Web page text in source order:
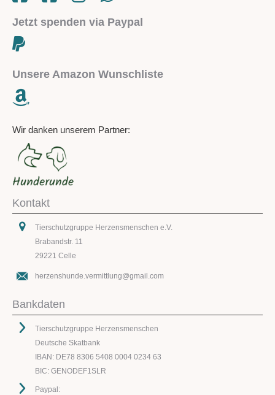
Jetzt spenden via Paypal
Unsere Amazon Wunschliste
Wir danken unserem Partner:
Kontakt
Tierschutzgruppe Herzensmenschen e.V.
Brabandstr. 11
29221 Celle
herzenshunde.vermittlung@gmail.com
Bankdaten
Tierschutzgruppe Herzensmenschen
Deutsche Skatbank
IBAN: DE78 8306 5408 0004 0234 63
BIC: GENODEF1SLR
Paypal: